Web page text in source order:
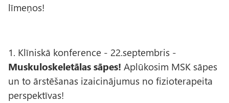
līmeņos!
1. Klīniskā konference - 22.septembris -
Muskuloskeletālas sāpes! Aplūkosim MSK sāpes
un to ārstēšanas izaicinājumus no fizioterapeita
perspektīvas!